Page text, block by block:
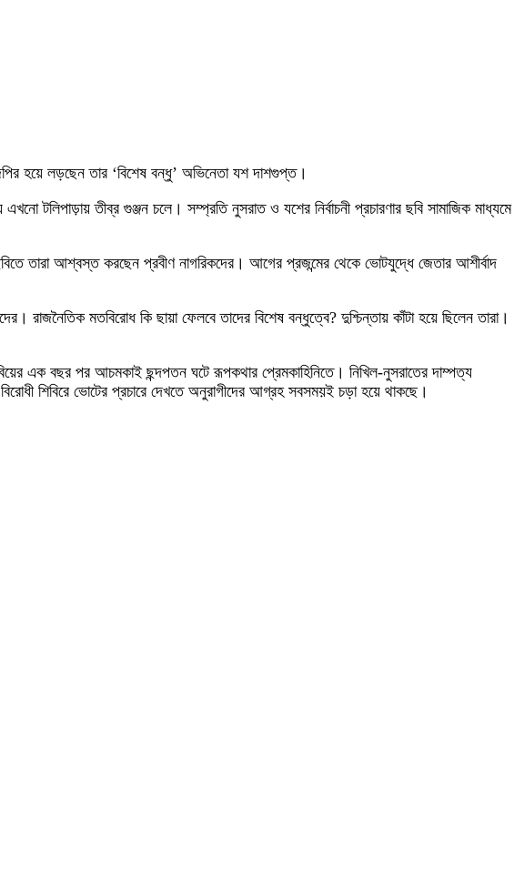
হয়ে লড়ছেন তার ‘বিশেষ বন্ধু’ অভিনেতা যশ দাশগুপ্ত।
টলিপাড়ায় তীব্র গুঞ্জন চলে। সম্প্রতি নুসরাত ও যশের নির্বাচনী প্রচারণার ছবি সামাজিক মাধ্যমে
তারা আশ্বস্ত করছেন প্রবীণ নাগরিকদের। আগের প্রজন্মের থেকে ভোটযুদ্ধে জেতার আশীর্বাদ
মতবিরোধ কি ছায়া ফেলবে তাদের বিশেষ বন্ধুত্বে? দুশ্চিন্তায় কাঁটা হয়ে ছিলেন তারা।
এক বছর পর আচমকাই ছন্দপতন ঘটে রূপকথার প্রেমকাহিনিতে। নিখিল-নুসরাতের দাম্পত্য
শিবিরে ভোটের প্রচারে দেখতে অনুরাগীদের আগ্রহ সবসময়ই চড়া হয়ে থাকছে।